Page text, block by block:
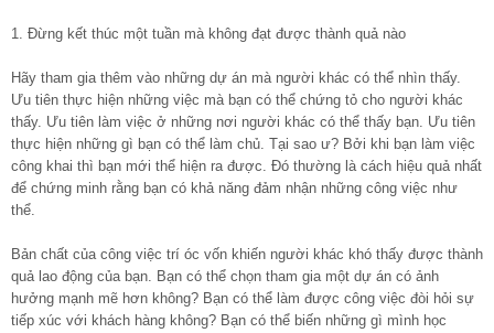
1. Đừng kết thúc một tuần mà không đạt được thành quả nào
Hãy tham gia thêm vào những dự án mà người khác có thể nhìn thấy.
Ưu tiên thực hiện những việc mà bạn có thể chứng tỏ cho người khác
thấy. Ưu tiên làm việc ở những nơi người khác có thể thấy bạn. Ưu tiên
thực hiện những gì bạn có thể làm chủ. Tại sao ư? Bởi khi bạn làm việc
công khai thì bạn mới thể hiện ra được. Đó thường là cách hiệu quả nhất
để chứng minh rằng bạn có khả năng đảm nhận những công việc như
thể.
Bản chất của công việc trí óc vốn khiến người khác khó thấy được thành
quả lao động của bạn. Bạn có thể chọn tham gia một dự án có ảnh
hưởng mạnh mẽ hơn không? Bạn có thể làm được công việc đòi hỏi sự
tiếp xúc với khách hàng không? Bạn có thể biến những gì mình học